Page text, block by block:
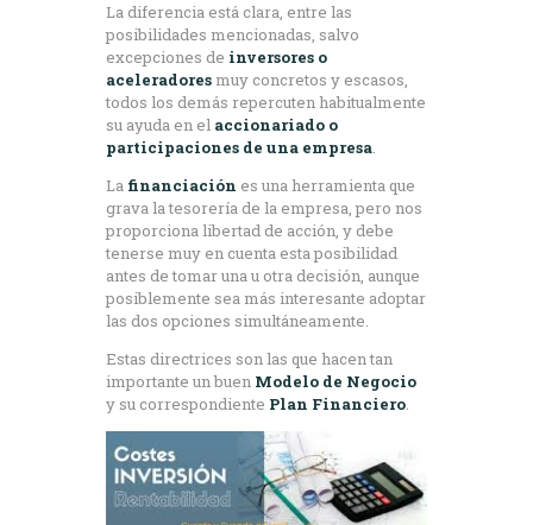
La diferencia está clara, entre las
posibilidades mencionadas, salvo
excepciones de inversores o
aceleradoresmuy concretos y escasos,
todos los demás repercuten habitualmente
su ayuda en el accionariado o
participaciones de una empresa.
La financiación es una herramienta que
grava la tesorería de la empresa, pero nos
proporciona libertad de acción, y debe
tenerse muy en cuenta esta posibilidad
antes de tomar una u otra decisión, aunque
posiblemente sea más interesante adoptar
las dos opciones simultáneamente.
Estas directrices son las que hacen tan
importante un buen Modelo de Negocio
y su correspondiente Plan Financiero.